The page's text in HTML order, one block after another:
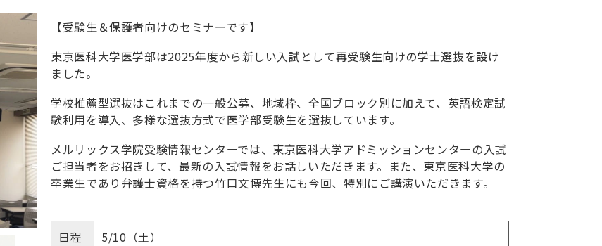
【受験生＆保護者向けのセミナーです】
東京医科大学医学部は2025年度から新しい入試として再受験生向けの学士選抜を設け
ました。
学校推薦型選抜はこれまでの一般公募、地域枠、全国ブロック別に加えて、英語検定試
験利用を導入、多様な選抜方式で医学部受験生を選抜しています。
メルリックス学院受験情報センターでは、東京医科大学アドミッションセンターの入試
ご担当者をお招きして、最新の入試情報をお話しいただきます。また、東京医科大学の
卒業生であり弁護士資格を持つ竹口文博先生にも今回、特別にご講演いただきます。
日程 5/10（土）